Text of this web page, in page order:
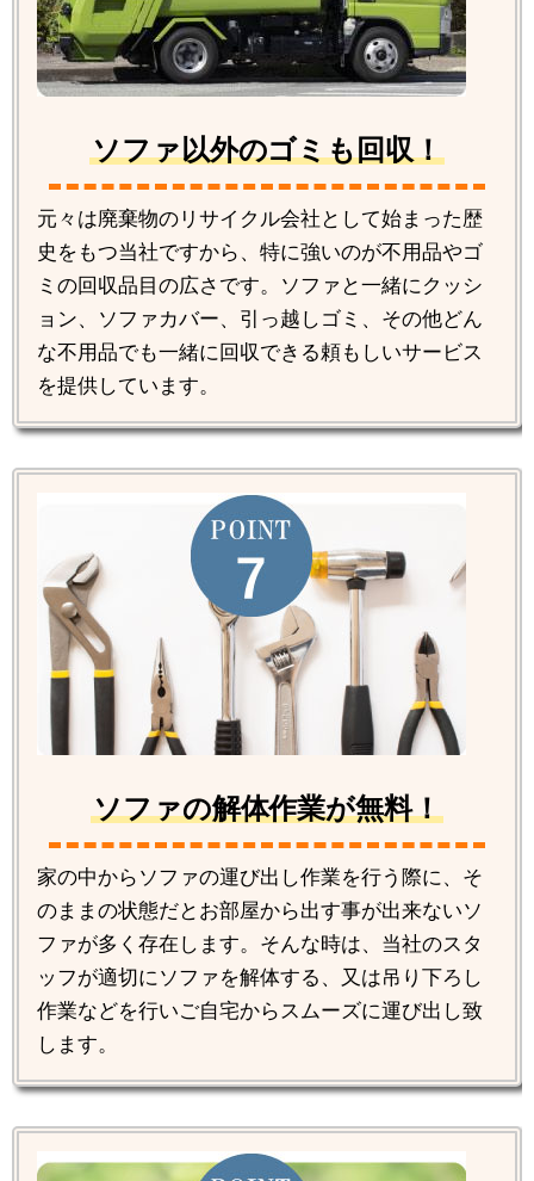
ソファ以外のゴミも回収！
元々は廃棄物のリサイクル会社として始まった歴
史をもつ当社ですから、特に強いのが不用品やゴ
ミの回収品目の広さです。ソファと一緒にクッシ
ョン、ソファカバー、引っ越しゴミ、その他どん
な不用品でも一緒に回収できる頼もしいサービス
を提供しています。
ソファの解体作業が無料！
家の中からソファの運び出し作業を行う際に、そ
のままの状態だとお部屋から出す事が出来ないソ
ファが多く存在します。そんな時は、当社のスタ
ッフが適切にソファを解体する、又は吊り下ろし
作業などを行いご自宅からスムーズに運び出し致
します。